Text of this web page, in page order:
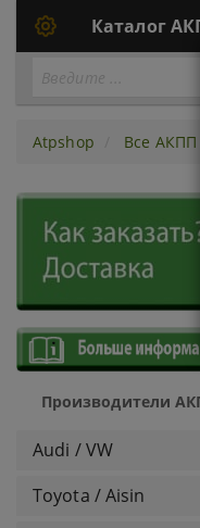
Каталог
Atpshop Все АКПП
Производители
Audi / VW
Toyota / Aisin